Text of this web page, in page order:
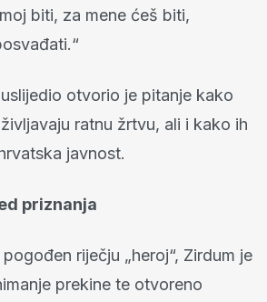
biti, za mene ćeš biti,
otvorio je pitanje kako
ratnu žrtvu, ali i kako ih
javnost.
priznanja
riječju „heroj“, Zirdum je
prekine te otvoreno